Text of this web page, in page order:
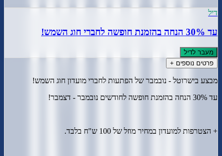
דיל
עד 30% הנחה בהזמנת חופשה לחברי חוג השמש!
מעבר לדיל
פרטים נוספים +
מבצע בישרוטל - נובמבר של הפתעות לחברי מועדון חוג השמש!
עד 30% הנחה בהזמנת חופשה לחודשים נובמבר - דצמבר!
+ הצטרפות למועדון במחיר מוזל של 100 ש"ח בלבד.